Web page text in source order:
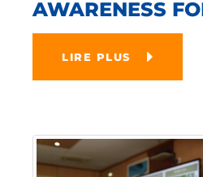
AWARENESS
LIRE PLUS